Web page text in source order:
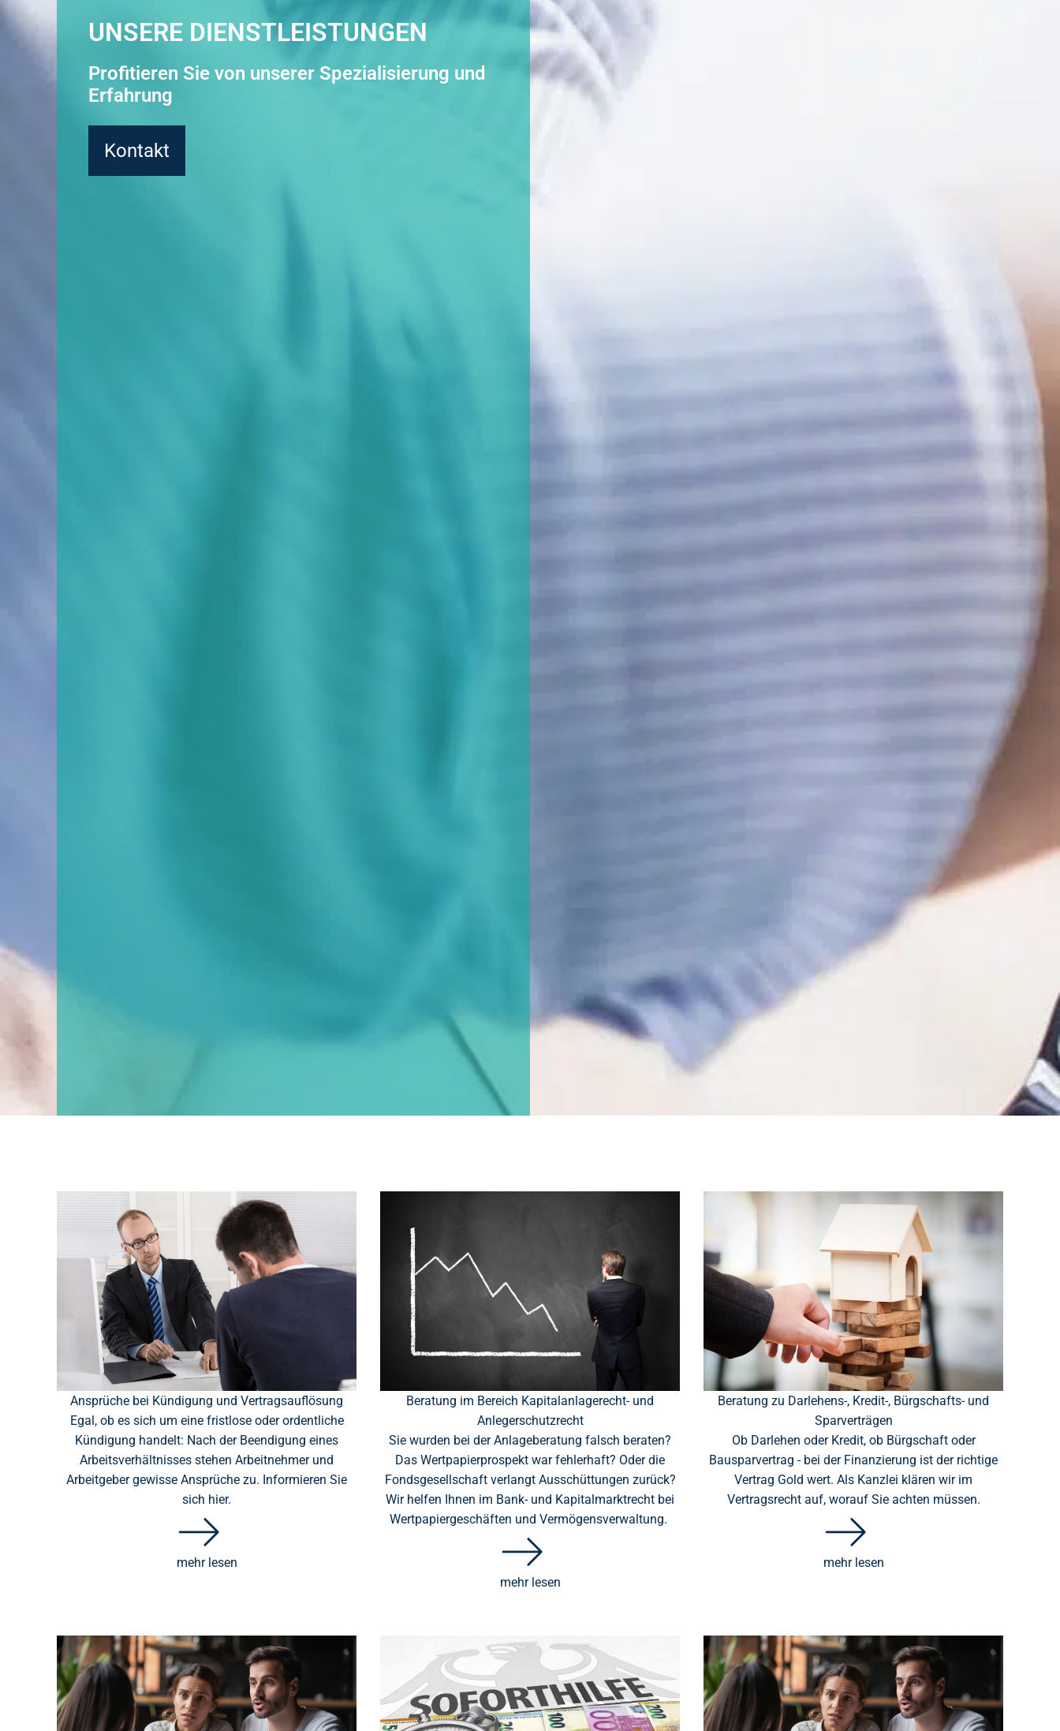
UNSERE DIENSTLEISTUNGEN
Profitieren Sie von unserer Spezialisierung und
Erfahrung
Kontakt
Ansprüche bei Kündigung und Vertragsauflösung
Egal, ob es sich um eine fristlose oder ordentliche
Kündigung handelt: Nach der Beendigung eines
Arbeitsverhältnisses stehen Arbeitnehmer und
Arbeitgeber gewisse Ansprüche zu. Informieren Sie
sich hier.
mehr lesen
Beratung im Bereich Kapitalanlagerecht- und
Anlegerschutzrecht
Sie wurden bei der Anlageberatung falsch beraten?
Das Wertpapierprospekt war fehlerhaft? Oder die
Fondsgesellschaft verlangt Ausschüttungen zurück?
Wir helfen Ihnen im Bank- und Kapitalmarktrecht bei
Wertpapiergeschäften und Vermögensverwaltung.
mehr lesen
Beratung zu Darlehens-, Kredit-, Bürgschafts- und
Sparverträgen
Ob Darlehen oder Kredit, ob Bürgschaft oder
Bausparvertrag - bei der Finanzierung ist der richtige
Vertrag Gold wert. Als Kanzlei klären wir im
Vertragsrecht auf, worauf Sie achten müssen.
mehr lesen